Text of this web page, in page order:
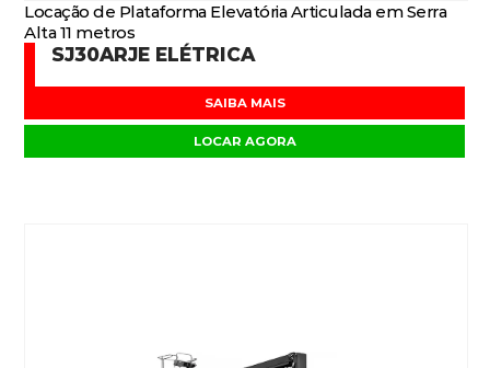
Locação de Plataforma Elevatória Articulada em Serra
Alta 11 metros
SJ30ARJE ELÉTRICA
SAIBA MAIS
LOCAR AGORA